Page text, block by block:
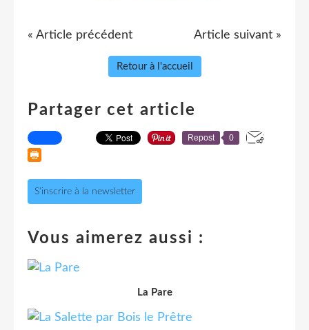
« Article précédent Article suivant »
Retour à l'accueil
Partager cet article
Repost 0
S'inscrire à la newsletter
Vous aimerez aussi :
La Pare